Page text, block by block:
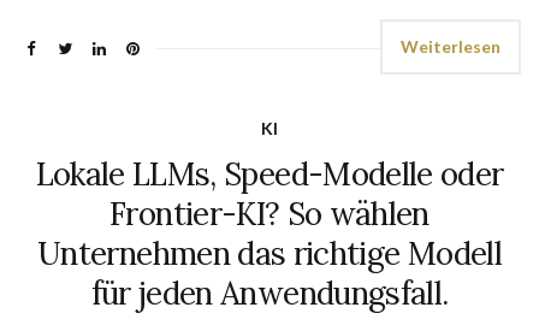
Weiterlesen
KI
Lokale LLMs, Speed-Modelle oder
Frontier-KI? So wählen
Unternehmen das richtige Modell
für jeden Anwendungsfall.